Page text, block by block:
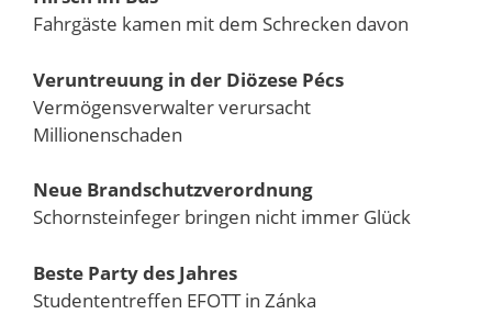
Fahrgäste kamen mit dem Schrecken davon
Veruntreuung in der Diözese Pécs
Vermögensverwalter verursacht
Millionenschaden
Neue Brandschutzverordnung
Schornsteinfeger bringen nicht immer Glück
Beste Party des Jahres
Studententreffen EFOTT in Zánka